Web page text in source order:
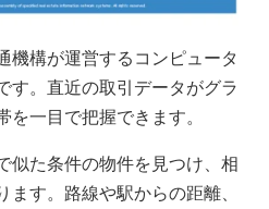
機構が運営するコンピュータ
す。直近の取引データがグラ
を一目で把握できます。
似た条件の物件を見つけ、相
す。路線や駅からの距離、